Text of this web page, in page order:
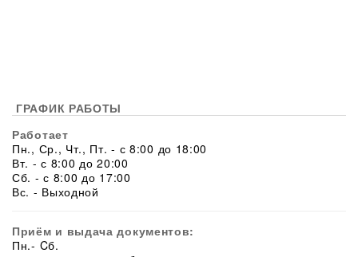
ГРАФИК РАБОТЫ
Работает
Пн., Ср., Чт., Пт. - с 8:00 до 18:00
Вт. - с 8:00 до 20:00
Сб. - с 8:00 до 17:00
Вс. - Выходной
Приём и выдача документов:
Пн.- Cб.